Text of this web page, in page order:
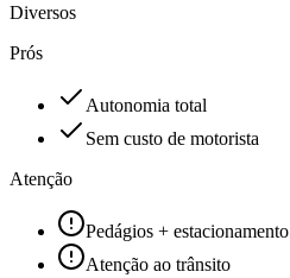
Diversos
Prós
Autonomia total
Sem custo de motorista
Atenção
Pedágios + estacionamento
Atenção ao trânsito